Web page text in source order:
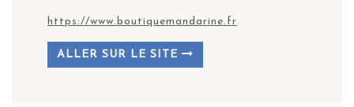
https://www.boutiquemandarine.fr
ALLER SUR LE SITE